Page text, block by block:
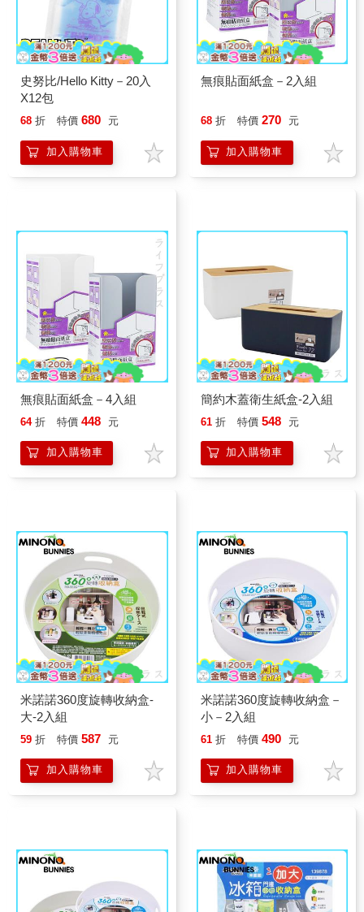
史努比/Hello Kitty－20入
X12包
68 折 特價 680 元
加入購物車
無痕貼面紙盒－2入組
68 折 特價 270 元
加入購物車
無痕貼面紙盒－4入組
64 折 特價 448 元
加入購物車
簡約木蓋衛生紙盒-2入組
61 折 特價 548 元
加入購物車
米諾諾360度旋轉收納盒-
大-2入組
59 折 特價 587 元
加入購物車
米諾諾360度旋轉收納盒－
小－2入組
61 折 特價 490 元
加入購物車